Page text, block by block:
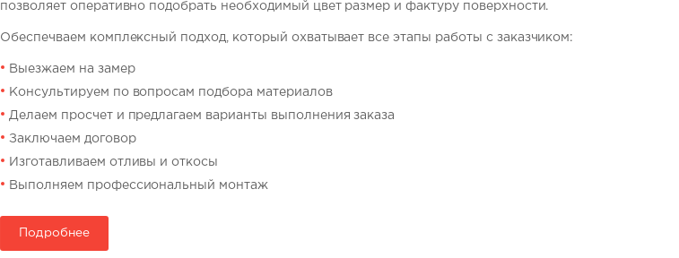
позволяет оперативно подобрать необходимый цвет размер и фактуру поверхности.
Обеспечваем комплексный подход, который охватывает все этапы работы с заказчиком:
Выезжаем на замер
Консультируем по вопросам подбора материалов
Делаем просчет и предлагаем варианты выполнения заказа
Заключаем договор
Изготавливаем отливы и откосы
Выполняем профессиональный монтаж
Подробнее